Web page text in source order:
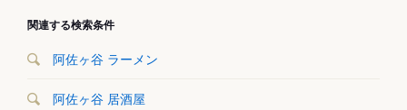
関連する検索条件
阿佐ヶ谷 ラーメン
阿佐ヶ谷 居酒屋